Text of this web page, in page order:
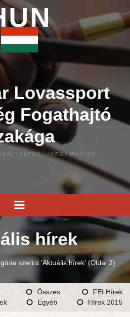
Lovassport
Fogathajtó
INFORMÁCIÓK
hírek
szerint 'Aktuális hírek' (Oldal 2)
Összes
FEI Hírek
Egyéb Hírek 2015